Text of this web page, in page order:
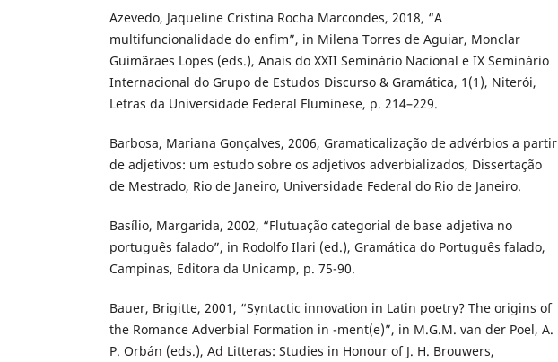
Azevedo, Jaqueline Cristina Rocha Marcondes, 2018, “A
multifuncionalidade do enfim”, in Milena Torres de Aguiar, Monclar
Guimãraes Lopes (eds.), Anais do XXII Seminário Nacional e IX Seminário
Internacional do Grupo de Estudos Discurso & Gramática, 1(1), Niterói,
Letras da Universidade Federal Fluminese, p. 214–229.
Barbosa, Mariana Gonçalves, 2006, Gramaticalização de advérbios a partir
de adjetivos: um estudo sobre os adjetivos adverbializados, Dissertação
de Mestrado, Rio de Janeiro, Universidade Federal do Rio de Janeiro.
Basílio, Margarida, 2002, “Flutuação categorial de base adjetiva no
português falado”, in Rodolfo Ilari (ed.), Gramática do Português falado,
Campinas, Editora da Unicamp, p. 75-90.
Bauer, Brigitte, 2001, “Syntactic innovation in Latin poetry? The origins of
the Romance Adverbial Formation in -ment(e)”, in M.G.M. van der Poel, A.
P. Orbán (eds.), Ad Litteras: Studies in Honour of J. H. Brouwers,